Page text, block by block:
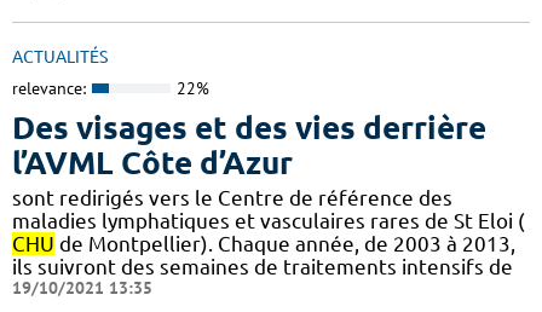
ACTUALITÉS
relevance: 22%
Des visages et des vies derrière
l’AVML Côte d’Azur
sont redirigés vers le Centre de référence des
maladies lymphatiques et vasculaires rares de St Eloi (
CHU de Montpellier). Chaque année, de 2003 à 2013,
ils suivront des semaines de traitements intensifs de
19/10/2021 13:35